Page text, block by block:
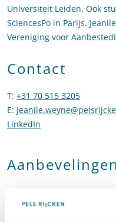
Universiteit Leiden. Ook
SciencesPo in Parijs.
Vereniging voor
Contact
T: +31 70 515 3205
E:
LinkedIn
Aanbevelingen
Next generation
500, 2026